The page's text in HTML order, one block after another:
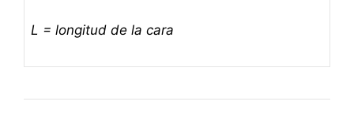
L = longitud de la cara